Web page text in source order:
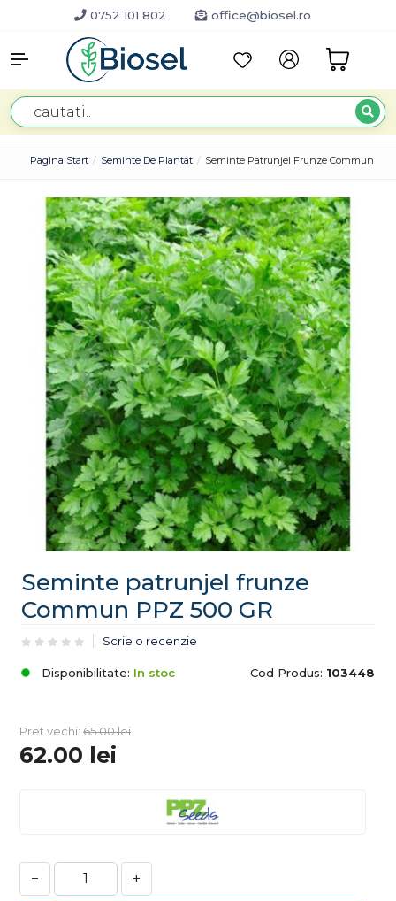
0752 101 802 office@biosel.ro
Pagina Start Seminte De Plantat Seminte Patrunjel Frunze Commun
Seminte patrunjel frunze
Commun PPZ 500 GR
Scrie o recenzie
Disponibilitate: In stoc Cod Produs: 103448
Pret vechi: 65.00lei
62.00 lei
− +